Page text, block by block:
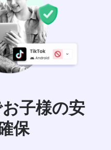
子様の安
保